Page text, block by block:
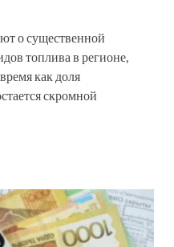
о существенной
топлива в регионе,
как доля
скромной